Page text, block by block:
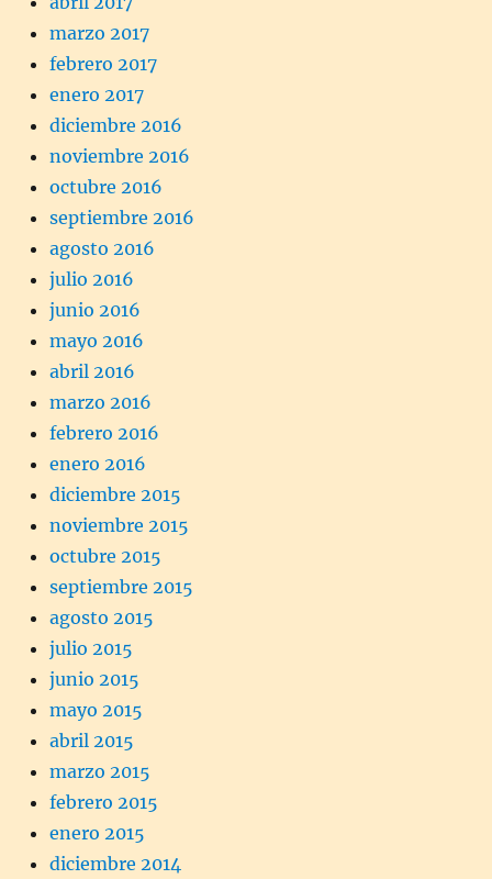
marzo 2017
febrero 2017
enero 2017
diciembre 2016
noviembre 2016
octubre 2016
septiembre 2016
agosto 2016
julio 2016
junio 2016
mayo 2016
abril 2016
marzo 2016
febrero 2016
enero 2016
diciembre 2015
noviembre 2015
octubre 2015
septiembre 2015
agosto 2015
julio 2015
junio 2015
mayo 2015
abril 2015
marzo 2015
febrero 2015
enero 2015
diciembre 2014